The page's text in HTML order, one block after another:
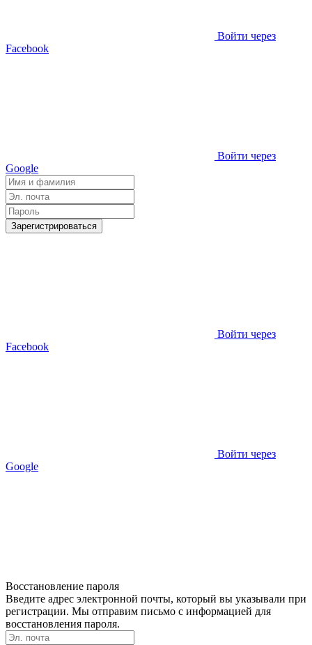
Войти через
Facebook
Войти через
Google
Зарегистрироваться
Войти через
Facebook
Войти через
Google
Восстановление пароля
Введите адрес электронной почты, который вы указывали при
регистрации. Мы отправим письмо с информацией для
восстановления пароля.